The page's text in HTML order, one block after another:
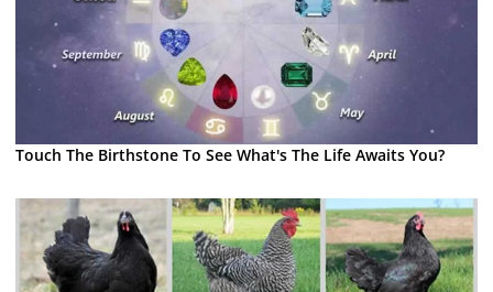
Touch The Birthstone To See What's The Life Awaits You?